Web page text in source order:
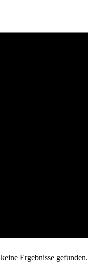
Ergebnisse gefunden.